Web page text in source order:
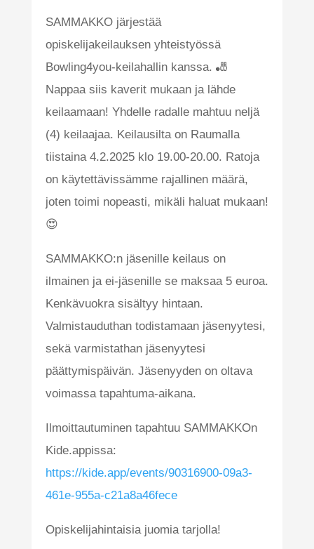
SAMMAKKO järjestää
opiskelijakeilauksen yhteistyössä
Bowling4you-keilahallin kanssa. 🎳
Nappaa siis kaverit mukaan ja lähde
keilaamaan! Yhdelle radalle mahtuu neljä
(4) keilaajaa. Keilausilta on Raumalla
tiistaina 4.2.2025 klo 19.00-20.00. Ratoja
on käytettävissämme rajallinen määrä,
joten toimi nopeasti, mikäli haluat mukaan!
😍
SAMMAKKO:n jäsenille keilaus on
ilmainen ja ei-jäsenille se maksaa 5 euroa.
Kenkävuokra sisältyy hintaan.
Valmistauduthan todistamaan jäsenyytesi,
sekä varmistathan jäsenyytesi
päättymispäivän. Jäsenyyden on oltava
voimassa tapahtuma-aikana.
Ilmoittautuminen tapahtuu SAMMAKKOn
Kide.appissa:
https://kide.app/events/90316900-09a3-
461e-955a-c21a8a46fece
Opiskelijahintaisia juomia tarjolla!